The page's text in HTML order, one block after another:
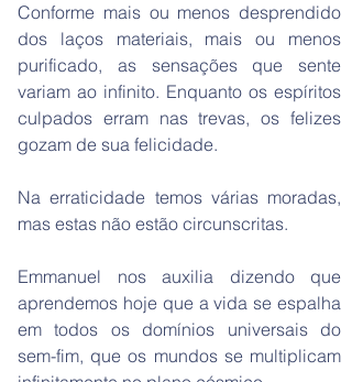
Conforme mais ou menos desprendido
dos laços materiais, mais ou menos
purificado, as sensações que sente
variam ao infinito. Enquanto os espíritos
culpados erram nas trevas, os felizes
gozam de sua felicidade.
Na erraticidade temos várias moradas,
mas estas não estão circunscritas.
Emmanuel nos auxilia dizendo que
aprendemos hoje que a vida se espalha
em todos os domínios universais do
sem-fim, que os mundos se multiplicam